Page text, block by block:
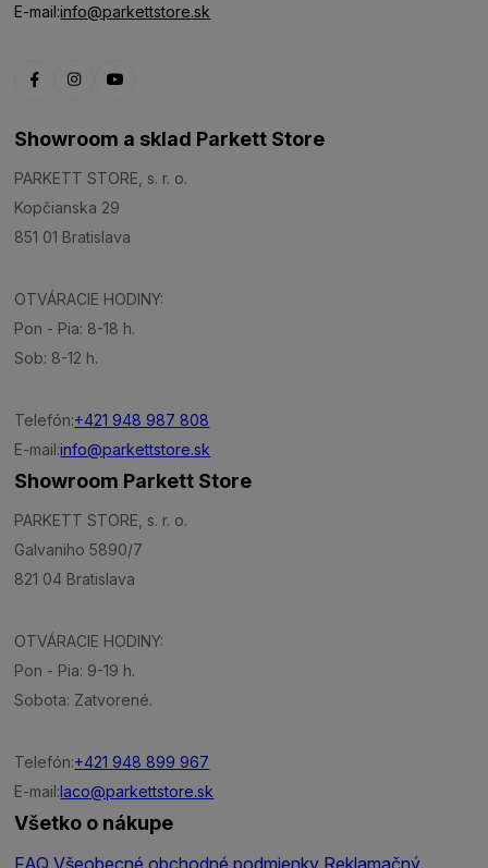
E-mail:info@parkettstore.sk
Showroom a sklad Parkett Store
PARKETT STORE, s. r. o.
Kopčianska 29
851 01 Bratislava
OTVÁRACIE HODINY:
Pon - Pia: 8-18 h.
Sob: 8-12 h.
Telefón:+421 948 987 808
E-mail:info@parkettstore.sk
Showroom Parkett Store
PARKETT STORE, s. r. o.
Galvaniho 5890/7
821 04 Bratislava
OTVÁRACIE HODINY:
Pon - Pia: 9-19 h.
Sobota: Zatvorené.
Telefón:+421 948 899 967
E-mail:laco@parkettstore.sk
Všetko o nákupe
FAQ Všeobecné obchodné podmienky Reklamačný